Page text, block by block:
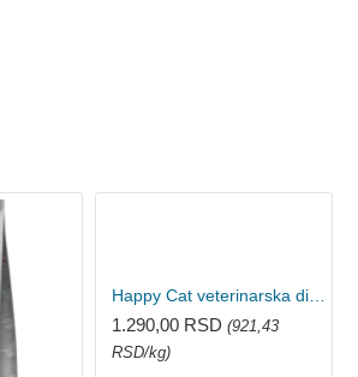
1.290,00 RSD (921,43
RSD/kg)